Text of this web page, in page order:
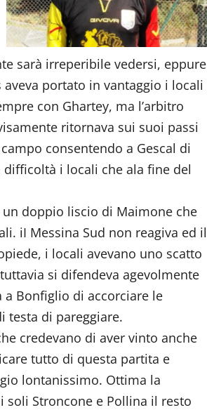
sarà irreperibile vedersi, eppure
portato in vantaggio i locali
con Ghartey, ma l’arbitro
ritornava sui suoi passi
consentendo a Gescal di
i locali che ala fine del
doppio liscio di Maimone che
iI Messina Sud non reagiva ed il
i locali avevano uno scatto
si difendeva agevolmente
Bonfiglio di accorciare le
testa di pareggiare.
credevano di aver vinto anche
tutto di questa partita e
lontanissimo. Ottima la
soli Stroncone e Pollina il resto